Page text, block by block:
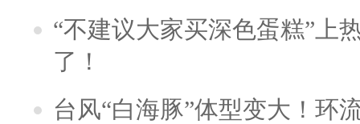
“不建议大家买深色蛋糕”上
了！
台风“白海豚”体型变大！环